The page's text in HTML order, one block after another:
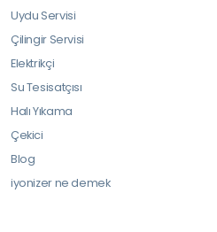
Uydu Servisi
Çilingir Servisi
Elektrikçi
Su Tesisatçısı
Halı Yıkama
Çekici
Blog
iyonizer ne demek